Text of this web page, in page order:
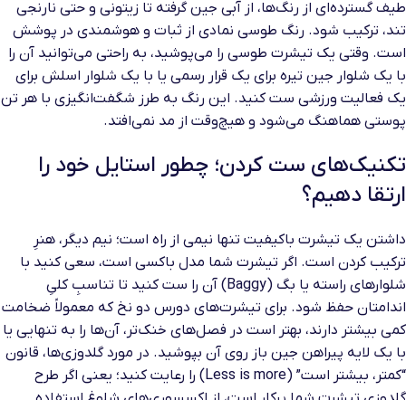
طیف گسترده‌ای از رنگ‌ها، از آبی جین گرفته تا زیتونی و حتی نارنجی
تند، ترکیب شود. رنگ طوسی نمادی از ثبات و هوشمندی در پوشش
است. وقتی یک تیشرت طوسی را می‌پوشید، به راحتی می‌توانید آن را
با یک شلوار جین تیره برای یک قرار رسمی یا با یک شلوار اسلش برای
یک فعالیت ورزشی ست کنید. این رنگ به طرز شگفت‌انگیزی با هر تن
پوستی هماهنگ می‌شود و هیچ‌وقت از مد نمی‌افتد.
تکنیک‌های ست کردن؛ چطور استایل خود را
ارتقا دهیم؟
داشتن یک تیشرت باکیفیت تنها نیمی از راه است؛ نیم دیگر، هنرِ
ترکیب کردن است. اگر تیشرت شما مدل باکسی است، سعی کنید با
شلوارهای راسته یا بگ (Baggy) آن را ست کنید تا تناسبِ کلیِ
اندامتان حفظ شود. برای تیشرت‌های دورس دو نخ که معمولاً ضخامت
کمی بیشتر دارند، بهتر است در فصل‌های خنک‌تر، آن‌ها را به تنهایی یا
با یک لایه پیراهن جین باز روی آن بپوشید. در مورد گلدوزی‌ها، قانون
“کمتر، بیشتر است” (Less is more) را رعایت کنید؛ یعنی اگر طرح